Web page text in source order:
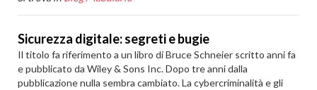
Sicurezza digitale: segreti e bugie
Il titolo fa riferimento a un libro di Bruce Schneier scritto anni fa
e pubblicato da Wiley & Sons Inc. Dopo tre anni dalla
pubblicazione nulla sembra cambiato. La cybercriminalità e gli